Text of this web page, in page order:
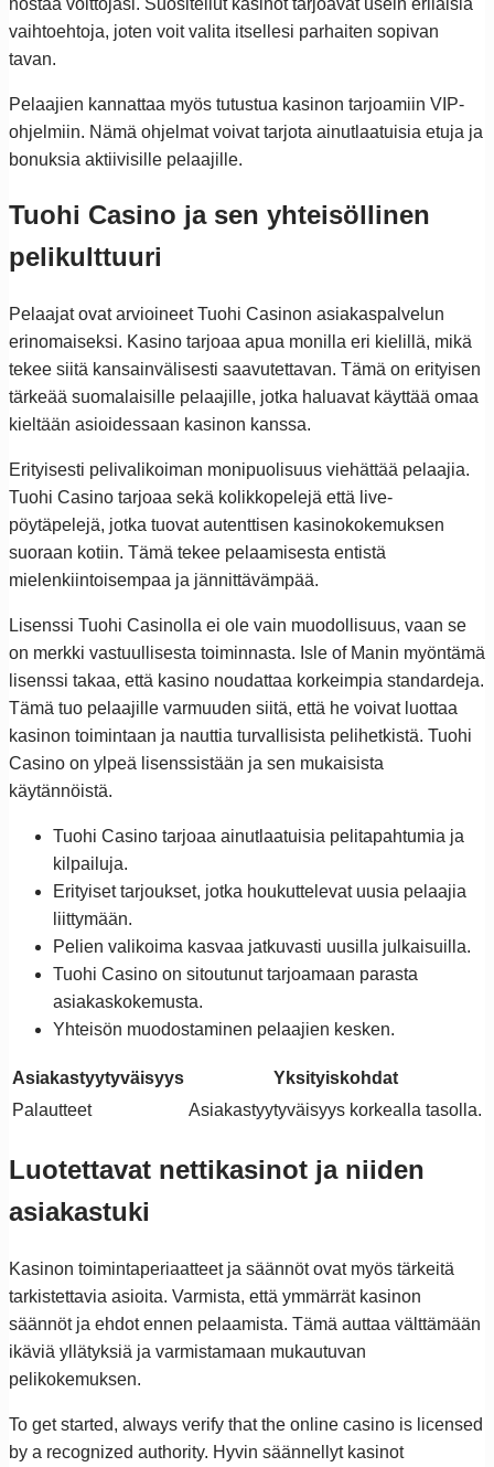
vaihtoehtoja, joten voit valita itsellesi parhaiten sopivan
tavan.
Pelaajien kannattaa myös tutustua kasinon tarjoamiin VIP-
ohjelmiin. Nämä ohjelmat voivat tarjota ainutlaatuisia etuja ja
bonuksia aktiivisille pelaajille.
Tuohi Casino ja sen yhteisöllinen
pelikulttuuri
Pelaajat ovat arvioineet Tuohi Casinon asiakaspalvelun
erinomaiseksi. Kasino tarjoaa apua monilla eri kielillä, mikä
tekee siitä kansainvälisesti saavutettavan. Tämä on erityisen
tärkeää suomalaisille pelaajille, jotka haluavat käyttää omaa
kieltään asioidessaan kasinon kanssa.
Erityisesti pelivalikoiman monipuolisuus viehättää pelaajia.
Tuohi Casino tarjoaa sekä kolikkopelejä että live-
pöytäpelejä, jotka tuovat autenttisen kasinokokemuksen
suoraan kotiin. Tämä tekee pelaamisesta entistä
mielenkiintoisempaa ja jännittävämpää.
Lisenssi Tuohi Casinolla ei ole vain muodollisuus, vaan se
on merkki vastuullisesta toiminnasta. Isle of Manin myöntämä
lisenssi takaa, että kasino noudattaa korkeimpia standardeja.
Tämä tuo pelaajille varmuuden siitä, että he voivat luottaa
kasinon toimintaan ja nauttia turvallisista pelihetkistä. Tuohi
Casino on ylpeä lisenssistään ja sen mukaisista
käytännöistä.
Tuohi Casino tarjoaa ainutlaatuisia pelitapahtumia ja
kilpailuja.
Erityiset tarjoukset, jotka houkuttelevat uusia pelaajia
liittymään.
Pelien valikoima kasvaa jatkuvasti uusilla julkaisuilla.
Tuohi Casino on sitoutunut tarjoamaan parasta
asiakaskokemusta.
Yhteisön muodostaminen pelaajien kesken.
Asiakastyytyväisyys
Yksityiskohdat
Palautteet
Asiakastyytyväisyys korkealla tasolla.
Luotettavat nettikasinot ja niiden
asiakastuki
Kasinon toimintaperiaatteet ja säännöt ovat myös tärkeitä
tarkistettavia asioita. Varmista, että ymmärrät kasinon
säännöt ja ehdot ennen pelaamista. Tämä auttaa välttämään
ikäviä yllätyksiä ja varmistamaan mukautuvan
pelikokemuksen.
To get started, always verify that the online casino is licensed
by a recognized authority. Hyvin säännellyt kasinot